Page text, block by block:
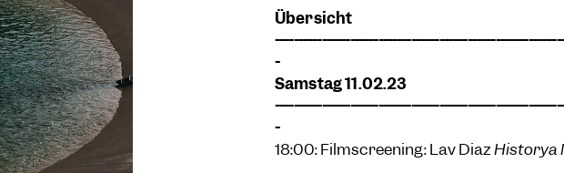
Übersicht
-
Samstag 11.02.23
-
18:00: Filmscreening: Lav DiazHistorya